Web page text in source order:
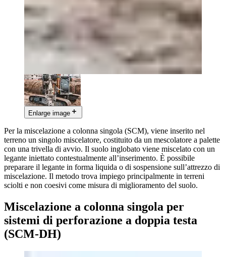
Enlarge image
Per la miscelazione a colonna singola (SCM), viene inserito nel
terreno un singolo miscelatore, costituito da un mescolatore a palette
con una trivella di avvio. Il suolo inglobato viene miscelato con un
legante iniettato contestualmente all’inserimento. È possibile
preparare il legante in forma liquida o di sospensione sull’attrezzo di
miscelazione. Il metodo trova impiego principalmente in terreni
sciolti e non coesivi come misura di miglioramento del suolo.
Miscelazione a colonna singola per
sistemi di perforazione a doppia testa
(SCM-DH)